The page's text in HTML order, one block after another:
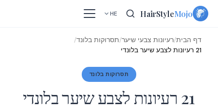
Skip
HairStyleMojo
HE
דף הבית/רעיונות צבעי שיער/תסרוקות בלונד/
21 רעיונות לצבע שיער בלונדי
תסרוקות בלונד
21 רעיונות לצבע שיער בלונדי